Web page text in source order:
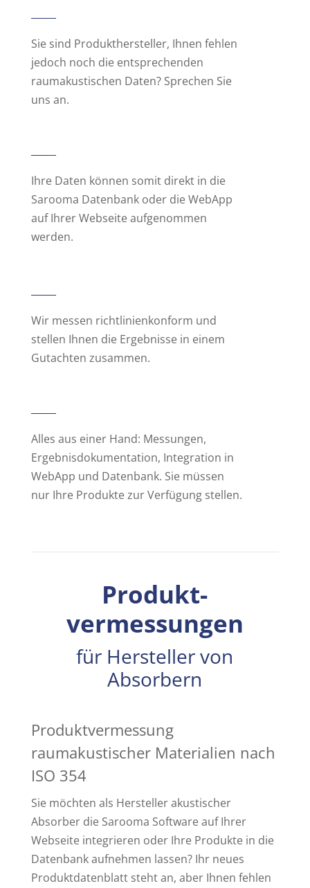
Sie sind Produkthersteller, Ihnen fehlen
jedoch noch die entsprechenden
raumakustischen Daten? Sprechen Sie
uns an.
Ihre Daten können somit direkt in die
Sarooma Datenbank oder die WebApp
auf Ihrer Webseite aufgenommen
werden.
Wir messen richtlinienkonform und
stellen Ihnen die Ergebnisse in einem
Gutachten zusammen.
Alles aus einer Hand: Messungen,
Ergebnisdokumentation, Integration in
WebApp und Datenbank. Sie müssen
nur Ihre Produkte zur Verfügung stellen.
Produkt-
vermessungen
für Hersteller von
Absorbern
Produktvermessung
raumakustischer Materialien nach
ISO 354
Sie möchten als Hersteller akustischer
Absorber die Sarooma Software auf Ihrer
Webseite integrieren oder Ihre Produkte in die
Datenbank aufnehmen lassen? Ihr neues
Produktdatenblatt steht an, aber Ihnen fehlen